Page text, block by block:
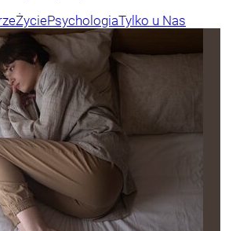
ŻyciePsychologiaTylko u Nas